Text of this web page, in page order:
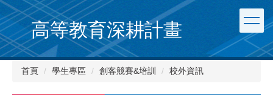
跳
到
主
要
內
高等教育深耕計畫
首頁 學生專區 創客競賽&培訓 校外資訊